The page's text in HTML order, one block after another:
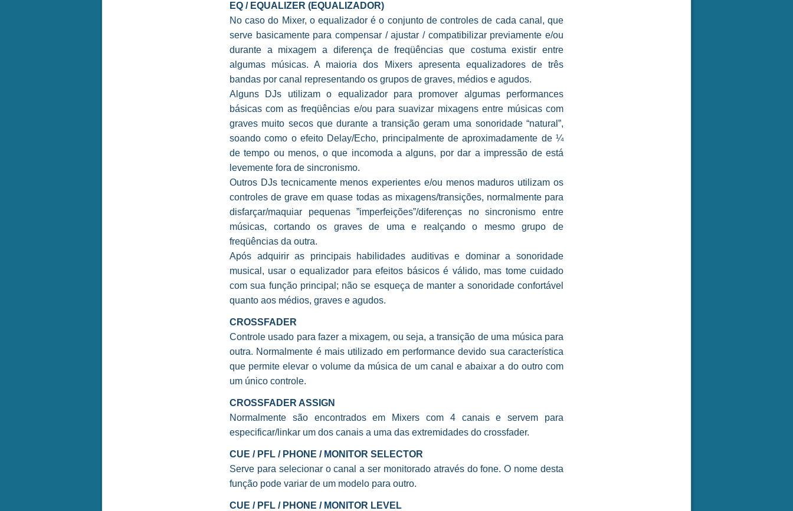
EQ / EQUALIZER (EQUALIZADOR)
No caso do Mixer, o equalizador é o conjunto de controles de cada canal, que
serve basicamente para compensar / ajustar / compatibilizar previamente e/ou
durante a mixagem a diferença de freqüências que costuma existir entre
algumas músicas. A maioria dos Mixers apresenta equalizadores de três
bandas por canal representando os grupos de graves, médios e agudos.
Alguns DJs utilizam o equalizador para promover algumas performances
básicas com as freqüências e/ou para suavizar mixagens entre músicas com
graves muito secos que durante a transição geram uma sonoridade “natural”,
soando como o efeito Delay/Echo, principalmente de aproximadamente de ¼
de tempo ou menos, o que incomoda a alguns, por dar a impressão de está
levemente fora de sincronismo.
Outros DJs tecnicamente menos experientes e/ou menos maduros utilizam os
controles de grave em quase todas as mixagens/transições, normalmente para
disfarçar/maquiar pequenas ”imperfeições”/diferenças no sincronismo entre
músicas, cortando os graves de uma e realçando o mesmo grupo de
freqüências da outra.
Após adquirir as principais habilidades auditivas e dominar a sonoridade
musical, usar o equalizador para efeitos básicos é válido, mas tome cuidado
com sua função principal; não se esqueça de manter a sonoridade confortável
quanto aos médios, graves e agudos.
CROSSFADER
Controle usado para fazer a mixagem, ou seja, a transição de uma música para
outra. Normalmente é mais utilizado em performance devido sua característica
que permite elevar o volume da música de um canal e abaixar a do outro com
um único controle.
CROSSFADER ASSIGN
Normalmente são encontrados em Mixers com 4 canais e servem para
especificar/linkar um dos canais a uma das extremidades do crossfader.
CUE / PFL / PHONE / MONITOR SELECTOR
Serve para selecionar o canal a ser monitorado através do fone. O nome desta
função pode variar de um modelo para outro.
CUE / PFL / PHONE / MONITOR LEVEL